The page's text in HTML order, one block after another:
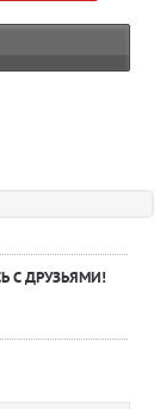
С ДРУЗЬЯМИ!